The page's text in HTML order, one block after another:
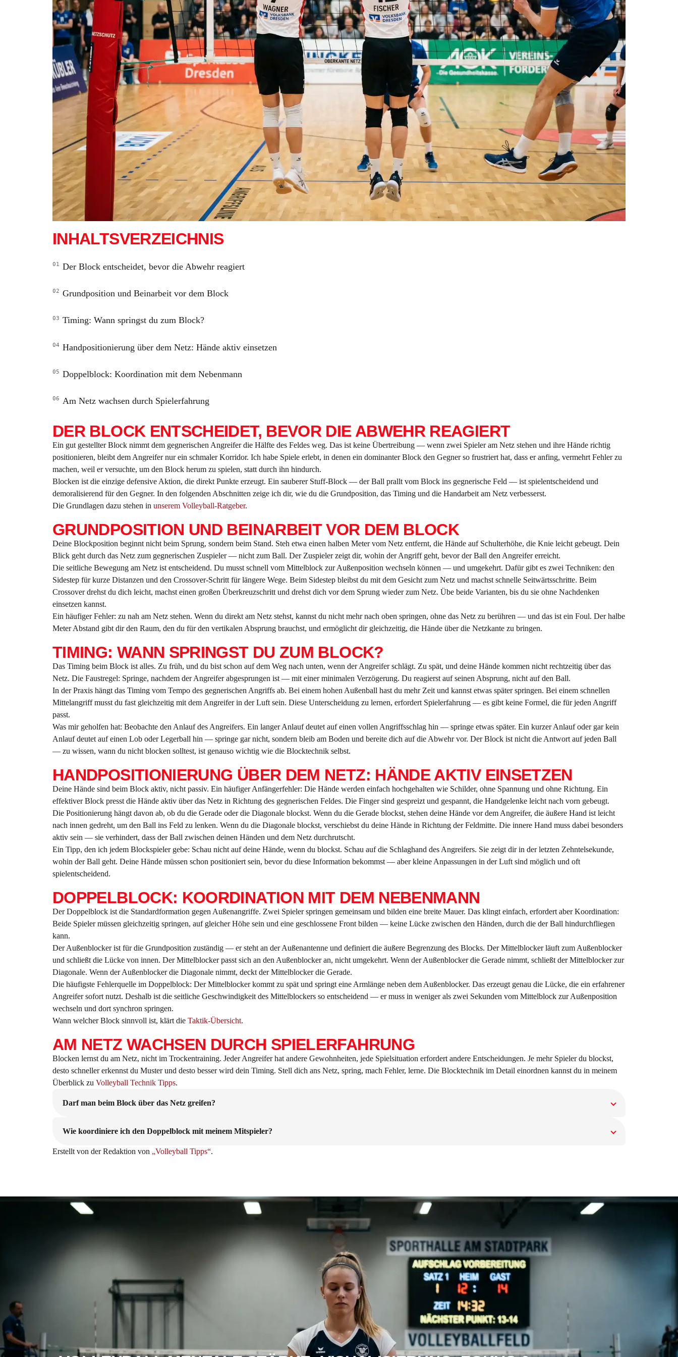
INHALTSVERZEICHNIS
Der Block entscheidet, bevor die Abwehr reagiert
Grundposition und Beinarbeit vor dem Block
Timing: Wann springst du zum Block?
Handpositionierung über dem Netz: Hände aktiv einsetzen
Doppelblock: Koordination mit dem Nebenmann
Am Netz wachsen durch Spielerfahrung
DER BLOCK ENTSCHEIDET, BEVOR DIE ABWEHR REAGIERT
Ein gut gestellter Block nimmt dem gegnerischen Angreifer die Hälfte des Feldes weg. Das ist keine Übertreibung — wenn zwei Spieler am Netz stehen und ihre Hände richtig
positionieren, bleibt dem Angreifer nur ein schmaler Korridor. Ich habe Spiele erlebt, in denen ein dominanter Block den Gegner so frustriert hat, dass er anfing, vermehrt Fehler zu
machen, weil er versuchte, um den Block herum zu spielen, statt durch ihn hindurch.
Blocken ist die einzige defensive Aktion, die direkt Punkte erzeugt. Ein sauberer Stuff-Block — der Ball prallt vom Block ins gegnerische Feld — ist spielentscheidend und
demoralisierend für den Gegner. In den folgenden Abschnitten zeige ich dir, wie du die Grundposition, das Timing und die Handarbeit am Netz verbesserst.
Die Grundlagen dazu stehen in unserem Volleyball-Ratgeber.
GRUNDPOSITION UND BEINARBEIT VOR DEM BLOCK
Deine Blockposition beginnt nicht beim Sprung, sondern beim Stand. Steh etwa einen halben Meter vom Netz entfernt, die Hände auf Schulterhöhe, die Knie leicht gebeugt. Dein
Blick geht durch das Netz zum gegnerischen Zuspieler — nicht zum Ball. Der Zuspieler zeigt dir, wohin der Angriff geht, bevor der Ball den Angreifer erreicht.
Die seitliche Bewegung am Netz ist entscheidend. Du musst schnell vom Mittelblock zur Außenposition wechseln können — und umgekehrt. Dafür gibt es zwei Techniken: den
Sidestep für kurze Distanzen und den Crossover-Schritt für längere Wege. Beim Sidestep bleibst du mit dem Gesicht zum Netz und machst schnelle Seitwärtsschritte. Beim
Crossover drehst du dich leicht, machst einen großen Überkreuzschritt und drehst dich vor dem Sprung wieder zum Netz. Übe beide Varianten, bis du sie ohne Nachdenken
einsetzen kannst.
Ein häufiger Fehler: zu nah am Netz stehen. Wenn du direkt am Netz stehst, kannst du nicht mehr nach oben springen, ohne das Netz zu berühren — und das ist ein Foul. Der halbe
Meter Abstand gibt dir den Raum, den du für den vertikalen Absprung brauchst, und ermöglicht dir gleichzeitig, die Hände über die Netzkante zu bringen.
TIMING: WANN SPRINGST DU ZUM BLOCK?
Das Timing beim Block ist alles. Zu früh, und du bist schon auf dem Weg nach unten, wenn der Angreifer schlägt. Zu spät, und deine Hände kommen nicht rechtzeitig über das
Netz. Die Faustregel: Springe, nachdem der Angreifer abgesprungen ist — mit einer minimalen Verzögerung. Du reagierst auf seinen Absprung, nicht auf den Ball.
In der Praxis hängt das Timing vom Tempo des gegnerischen Angriffs ab. Bei einem hohen Außenball hast du mehr Zeit und kannst etwas später springen. Bei einem schnellen
Mittelangriff musst du fast gleichzeitig mit dem Angreifer in der Luft sein. Diese Unterscheidung zu lernen, erfordert Spielerfahrung — es gibt keine Formel, die für jeden Angriff
passt.
Was mir geholfen hat: Beobachte den Anlauf des Angreifers. Ein langer Anlauf deutet auf einen vollen Angriffsschlag hin — springe etwas später. Ein kurzer Anlauf oder gar kein
Anlauf deutet auf einen Lob oder Legerball hin — springe gar nicht, sondern bleib am Boden und bereite dich auf die Abwehr vor. Der Block ist nicht die Antwort auf jeden Ball
— zu wissen, wann du nicht blocken solltest, ist genauso wichtig wie die Blocktechnik selbst.
HANDPOSITIONIERUNG ÜBER DEM NETZ: HÄNDE AKTIV EINSETZEN
Deine Hände sind beim Block aktiv, nicht passiv. Ein häufiger Anfängerfehler: Die Hände werden einfach hochgehalten wie Schilder, ohne Spannung und ohne Richtung. Ein
effektiver Block presst die Hände aktiv über das Netz in Richtung des gegnerischen Feldes. Die Finger sind gespreizt und gespannt, die Handgelenke leicht nach vorn gebeugt.
Die Positionierung hängt davon ab, ob du die Gerade oder die Diagonale blockst. Wenn du die Gerade blockst, stehen deine Hände vor dem Angreifer, die äußere Hand ist leicht
nach innen gedreht, um den Ball ins Feld zu lenken. Wenn du die Diagonale blockst, verschiebst du deine Hände in Richtung der Feldmitte. Die innere Hand muss dabei besonders
aktiv sein — sie verhindert, dass der Ball zwischen deinen Händen und dem Netz durchrutscht.
Ein Tipp, den ich jedem Blockspieler gebe: Schau nicht auf deine Hände, wenn du blockst. Schau auf die Schlaghand des Angreifers. Sie zeigt dir in der letzten Zehntelsekunde,
wohin der Ball geht. Deine Hände müssen schon positioniert sein, bevor du diese Information bekommst — aber kleine Anpassungen in der Luft sind möglich und oft
spielentscheidend.
DOPPELBLOCK: KOORDINATION MIT DEM NEBENMANN
Der Doppelblock ist die Standardformation gegen Außenangriffe. Zwei Spieler springen gemeinsam und bilden eine breite Mauer. Das klingt einfach, erfordert aber Koordination:
Beide Spieler müssen gleichzeitig springen, auf gleicher Höhe sein und eine geschlossene Front bilden — keine Lücke zwischen den Händen, durch die der Ball hindurchfliegen
kann.
Der Außenblocker ist für die Grundposition zuständig — er steht an der Außenantenne und definiert die äußere Begrenzung des Blocks. Der Mittelblocker läuft zum Außenblocker
und schließt die Lücke von innen. Der Mittelblocker passt sich an den Außenblocker an, nicht umgekehrt. Wenn der Außenblocker die Gerade nimmt, schließt der Mittelblocker zur
Diagonale. Wenn der Außenblocker die Diagonale nimmt, deckt der Mittelblocker die Gerade.
Die häufigste Fehlerquelle im Doppelblock: Der Mittelblocker kommt zu spät und springt eine Armlänge neben dem Außenblocker. Das erzeugt genau die Lücke, die ein erfahrener
Angreifer sofort nutzt. Deshalb ist die seitliche Geschwindigkeit des Mittelblockers so entscheidend — er muss in weniger als zwei Sekunden vom Mittelblock zur Außenposition
wechseln und dort synchron springen.
Wann welcher Block sinnvoll ist, klärt die Taktik-Übersicht.
AM NETZ WACHSEN DURCH SPIELERFAHRUNG
Blocken lernst du am Netz, nicht im Trockentraining. Jeder Angreifer hat andere Gewohnheiten, jede Spielsituation erfordert andere Entscheidungen. Je mehr Spieler du blockst,
desto schneller erkennst du Muster und desto besser wird dein Timing. Stell dich ans Netz, spring, mach Fehler, lerne. Die Blocktechnik im Detail einordnen kannst du in meinem
Überblick zu Volleyball Technik Tipps.
Darf man beim Block über das Netz greifen?
Wie koordiniere ich den Doppelblock mit meinem Mitspieler?
Erstellt von der Redaktion von „Volleyball Tipps“.